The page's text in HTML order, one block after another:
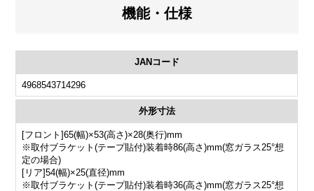
機能・仕様
JANコード
4968543714296
外形寸法
[フロント]65(幅)×53(高さ)×28(奥行)mm
※取付ブラケット(テープ貼付)装着時86(高さ)mm(窓ガラス25°想
定の場合)
[リア]54(幅)×25(直径)mm
※取付ブラケット(テープ貼付)装着時36(高さ)mm(窓ガラス25°想